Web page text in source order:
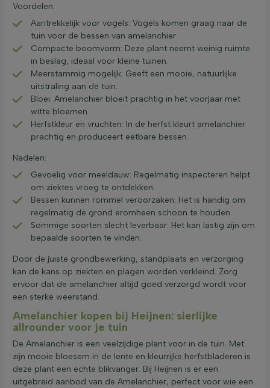
Voordelen:
Aantrekkelijk voor vogels: Vogels komen graag naar de
tuin voor de bessen van amelanchier.
Compacte boomvorm: Deze plant neemt weinig ruimte
in beslag, ideaal voor kleine tuinen.
Meerstammig mogelijk: Geeft een mooie, natuurlijke
uitstraling aan de tuin.
Bloei: Amelanchier bloeit prachtig in het voorjaar met
witte bloemen.
Herfstkleur en vruchten: In de herfst kleurt amelanchier
prachtig en produceert eetbare bessen.
Nadelen:
Gevoelig voor meeldauw: Regelmatig inspecteren helpt
om ziektes vroeg te ontdekken.
Bessen kunnen rommel veroorzaken: Het is handig om
regelmatig de grond eromheen schoon te houden.
Sommige soorten slecht leverbaar: Het kan lastig zijn om
bepaalde soorten te vinden.
Door de juiste grondbewerking, standplaats en verzorging
kan de kans op ziekten en plagen worden verkleind. Zorg
ervoor dat de amelanchier altijd goed verzorgd wordt voor
een sterke weerstand.
Amelanchier kopen bij Heijnen: sierlijke
allrounder voor je tuin
De Amelanchier is een veelzijdige plant voor in de tuin. Met
zijn mooie bloesem in de lente en kleurrijke herfstbladeren is
deze plant een echte blikvanger. Bij Heijnen is er een
uitgebreid aanbod van de Amelanchier, perfect voor wie een